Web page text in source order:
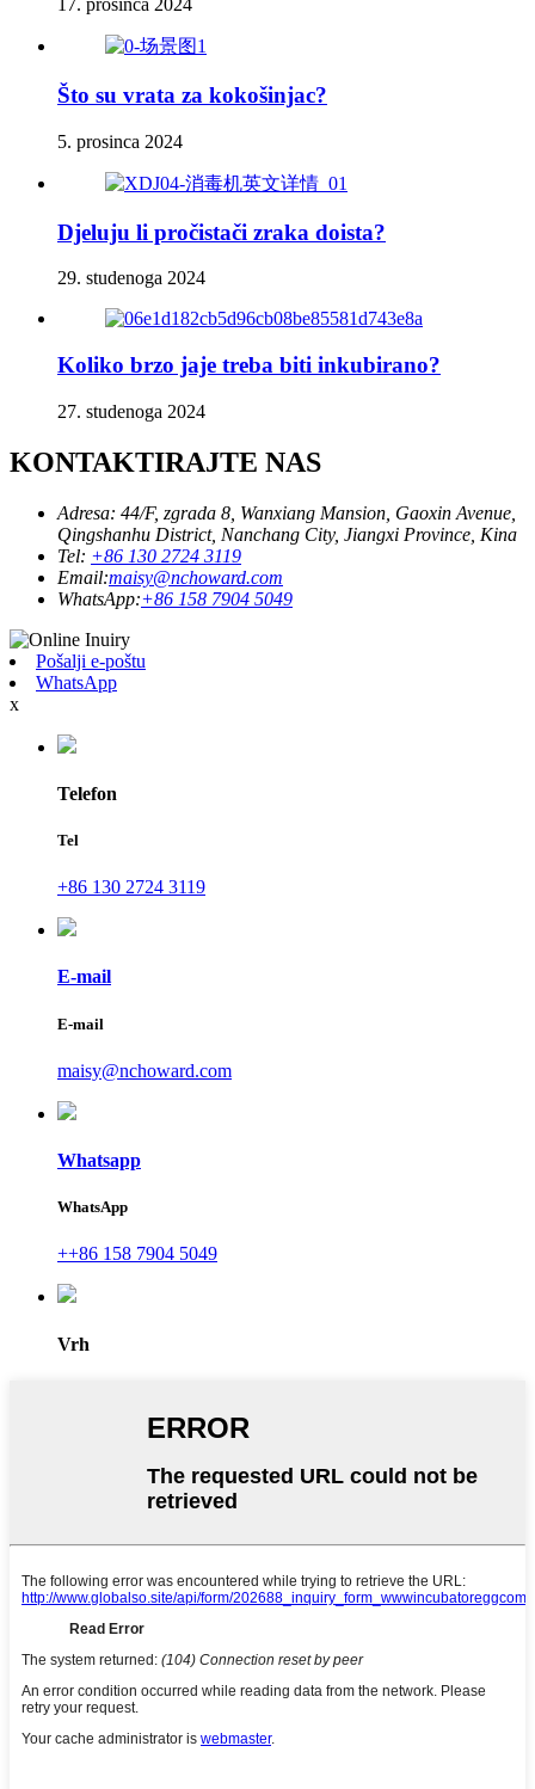
17. prosinca 2024
Što su vrata za kokošinjac?
5. prosinca 2024
Djeluju li pročistači zraka doista?
29. studenoga 2024
Koliko brzo jaje treba biti inkubirano?
27. studenoga 2024
KONTAKTIRAJTE NAS
Adresa: 44/F, zgrada 8, Wanxiang Mansion, Gaoxin Avenue,
Qingshanhu District, Nanchang City, Jiangxi Province, Kina
Tel: +86 130 2724 3119
Email:maisy@nchoward.com
WhatsApp:+86 158 7904 5049
Pošalji e-poštu
WhatsApp
x
Telefon
Tel
+86 130 2724 3119
E-mail
E-mail
maisy@nchoward.com
Whatsapp
WhatsApp
++86 158 7904 5049
Vrh